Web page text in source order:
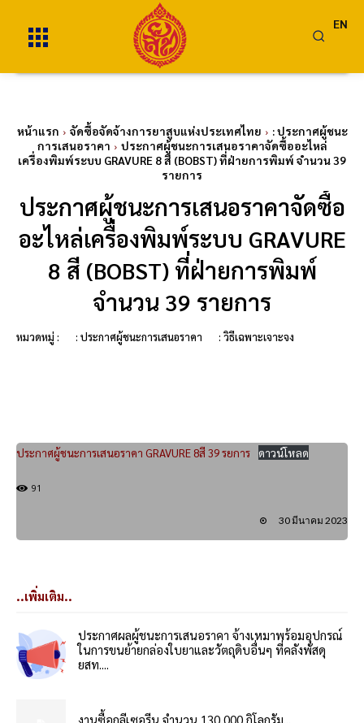
EN
หน้าแรก จัดซื้อจัดจ้างการยาสูบแห่งประเทศไทย
: ประกาศผู้ชนะ
การเสนอราคา
ประกาศผู้ชนะการเสนอราคาจัดซื้ออะไหล่
เครื่องพิมพ์ระบบ GRAVURE 8 สี (BOBST) ที่ฝ่ายการพิมพ์ จำนวน 39
รายการ
ประกาศผู้ชนะการเสนอราคาจัดซื้อ
อะไหล่เครื่องพิมพ์ระบบ GRAVURE
8 สี (BOBST) ที่ฝ่ายการพิมพ์
จำนวน 39 รายการ
หมวดหมู่ : : ประกาศผู้ชนะการเสนอราคา : วิธีเฉพาะเจาะจง
ประกาศผู้ชนะการเสนอราคา GRAVURE 8สี 39 รยการ ดาวน์โหลด
91
30 มีนาคม 2023
..เพิ่มเติม..
ประกาศผลผู้ชนะการเสนอราคา จ้างเหมาพร้อมอุปกรณ์
ในการขนย้ายกล่องใบยาและวัตถุดิบอื่นๆ ที่คลังพัสดุ
ยสท....
งานซื้อกลีเซอรีน จำนวน 130,000 กิโลกรัม...